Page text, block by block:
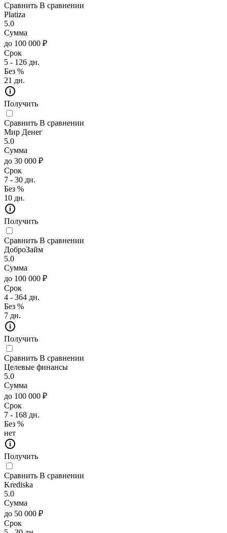
Сравнить В сравнении
Platiza
5.0
Сумма
до 100 000 ₽
Срок
5 - 126 дн.
Без %
21 дн.
Получить
Сравнить В сравнении
Мир Денег
5.0
Сумма
до 30 000 ₽
Срок
7 - 30 дн.
Без %
10 дн.
Получить
Сравнить В сравнении
ДоброЗайм
5.0
Сумма
до 100 000 ₽
Срок
4 - 364 дн.
Без %
7 дн.
Получить
Сравнить В сравнении
Целевые финансы
5.0
Сумма
до 100 000 ₽
Срок
7 - 168 дн.
Без %
нет
Получить
Сравнить В сравнении
Krediska
5.0
Сумма
до 50 000 ₽
Срок